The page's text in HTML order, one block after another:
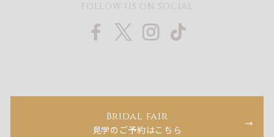
FOLLOW US ON SOCIAL
Bridal fair
見学のご予約はこちら